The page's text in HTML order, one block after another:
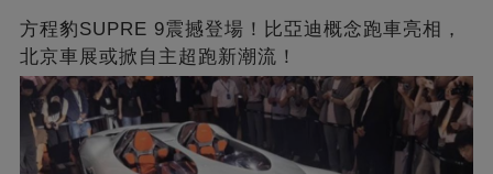
方程豹SUPRE 9震撼登場！比亞迪概念跑車亮相，
北京車展或掀自主超跑新潮流！